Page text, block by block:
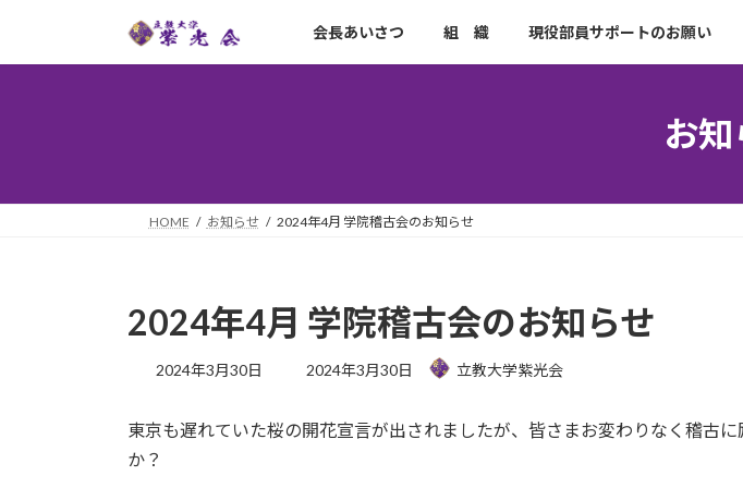
テ
ゲ
会長あいさつ 組 織 現役部員サポートのお願い
お知
HOME お知らせ 2024年4月 学院稽古会のお知らせ
2024年4月 学院稽古会のお知らせ
2024年3月30日
最
新
2024年3月30日 立教大学紫光会
東京も遅れていた桜の開花宣言が出されましたが、皆さまお変わりなく稽古
か？